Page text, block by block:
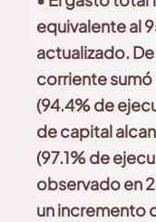
equivalenteal
actualizado.
corriente
(94.4% de
de capital
(97.1% de
observado en
un incremento